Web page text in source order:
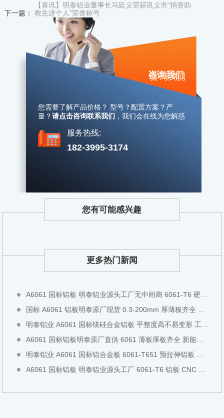
下一篇：
【喜讯】明泰铝业董事长马廷义荣获巩义市“捐资助
教先进个人”荣誉称号
咨询我们
您需要了解产品价格？ 型号？配置方案？产
量？请点击咨询联系我们 ，我们会在线为您解惑
服务热线:
182-3995-3174
您有可能感兴趣
更多热门新闻
A6061 国标铝板 明泰铝业源头工厂无中间商 6061-T6 硬质铝板可切割铣面全国现货直发
国标 A6061 铝板明泰原厂现货 0.3-200mm 厚薄板齐全 阳极氧化专用铝板全国直发
明泰铝业 A6061 国标镁硅合金铝板 平整度高不易变形 工装检具专用全国现货直发
A6061 国标铝板明泰原厂直供 6061 薄板厚板齐全 新能源设备专用铝板全国现货直发
明泰铝业 A6061 国标铝合金板 6061-T651 预拉伸铝板 工业结构板全国现货切割直发
A6061 国标铝板 明泰铝业源头工厂 6061-T6 铝板 CNC 模具加工中厚板全国现货直发可零切